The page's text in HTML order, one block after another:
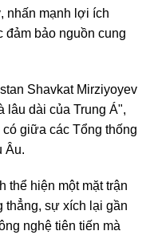
nhấn mạnh lợi ích
bảo nguồn cung
Shavkat Mirziyoyev
lâu dài của Trung Á",
giữa các Tổng thống
Âu.
thể hiện một mặt trận
thẳng, sự xích lại gần
nghệ tiên tiến mà